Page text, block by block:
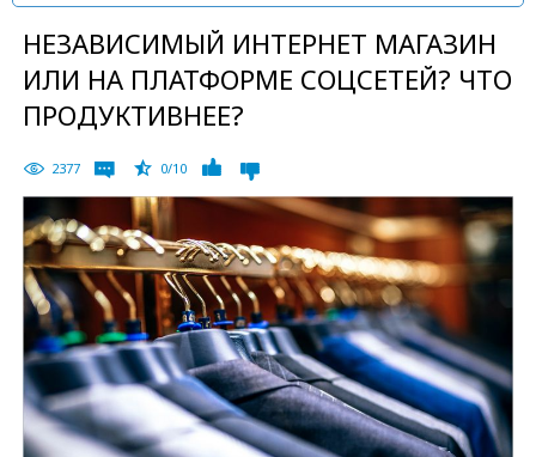
НЕЗАВИСИМЫЙ ИНТЕРНЕТ МАГАЗИН
ИЛИ НА ПЛАТФОРМЕ СОЦСЕТЕЙ? ЧТО
ПРОДУКТИВНЕЕ?
2377 0/10